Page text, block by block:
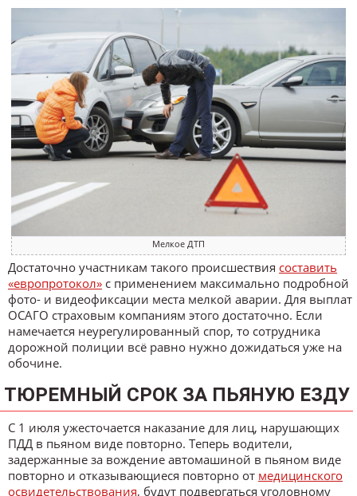
Мелкое ДТП
Достаточно участникам такого происшествия составить
«европротокол» с применением максимально подробной
фото- и видеофиксации места мелкой аварии. Для выплат
ОСАГО страховым компаниям этого достаточно. Если
намечается неурегулированный спор, то сотрудника
дорожной полиции всё равно нужно дожидаться уже на
обочине.
ТЮРЕМНЫЙ СРОК ЗА ПЬЯНУЮ ЕЗДУ
С 1 июля ужесточается наказание для лиц, нарушающих
ПДД в пьяном виде повторно. Теперь водители,
задержанные за вождение автомашиной в пьяном виде
повторно и отказывающиеся повторно от медицинского
освидетельствования, будут подвергаться уголовному